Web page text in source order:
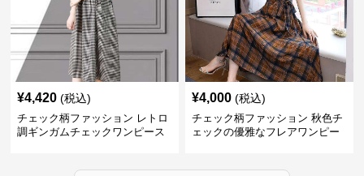
¥4,420 (税込)
チェック柄ファッション レトロ
調ギンガムチェックワンピース
¥4,000 (税込)
チェック柄ファッション 秋色チ
ェックの優雅なフレアワンピー